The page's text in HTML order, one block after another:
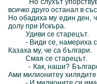
Но слухът
всичко друго останал в
Но обадиха му един ден,
долу при Искъра.
Удиви се старецът.
- Види се, намериха се
Казаха му, че са българи.
Смая се старецът.
- Как, наши?
Ами милионитеу